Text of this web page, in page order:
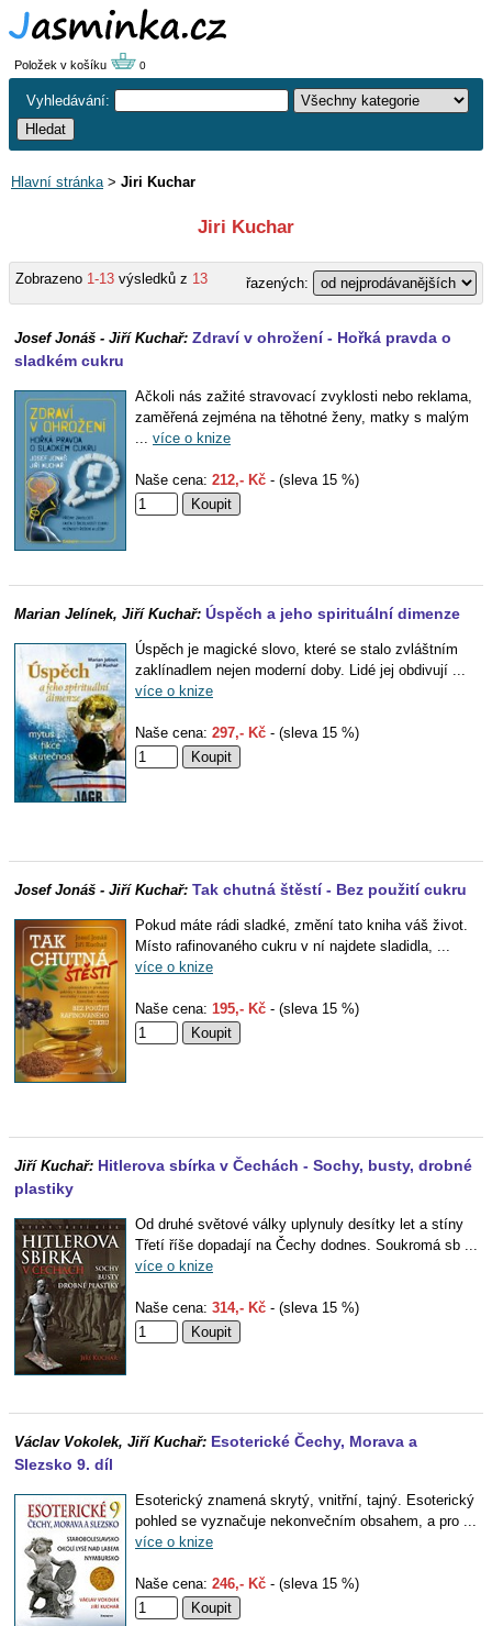
Položek v košíku 0
Vyhledávání:
Hlavní stránka> Jiri Kuchar
Jiri Kuchar
Zobrazeno 1-13 výsledků z 13 řazených:
Josef Jonáš - Jiří Kuchař: Zdraví v ohrožení - Hořká pravda o
sladkém cukru
Ačkoli nás zažité stravovací zvyklosti nebo reklama,
zaměřená zejména na těhotné ženy, matky s malým
... více o knize
Naše cena: 212,- Kč - (sleva 15 %)
Marian Jelínek, Jiří Kuchař: Úspěch a jeho spirituální dimenze
Úspěch je magické slovo, které se stalo zvláštním
zaklínadlem nejen moderní doby. Lidé jej obdivují ...
více o knize
Naše cena: 297,- Kč - (sleva 15 %)
Josef Jonáš - Jiří Kuchař: Tak chutná štěstí - Bez použití cukru
Pokud máte rádi sladké, změní tato kniha váš život.
Místo rafinovaného cukru v ní najdete sladidla, ...
více o knize
Naše cena: 195,- Kč - (sleva 15 %)
Jiří Kuchař: Hitlerova sbírka v Čechách - Sochy, busty, drobné
plastiky
Od druhé světové války uplynuly desítky let a stíny
Třetí říše dopadají na Čechy dodnes. Soukromá sb ...
více o knize
Naše cena: 314,- Kč - (sleva 15 %)
Václav Vokolek, Jiří Kuchař: Esoterické Čechy, Morava a
Slezsko 9. díl
Esoterický znamená skrytý, vnitřní, tajný. Esoterický
pohled se vyznačuje nekonvečním obsahem, a pro ...
více o knize
Naše cena: 246,- Kč - (sleva 15 %)